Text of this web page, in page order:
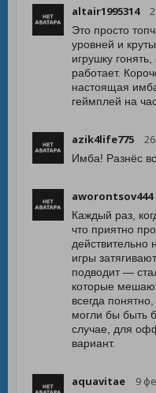
altair1995314
Это просто
уровней и
игрушку
работает.
настоящая
геймплей на
azik4life775
Имба! Разнёс
aworontsov444
Каждый раз,
что приятно
действительно
игры
подводит —
которые
всегда
могли бы быть
случае, для
вариант.
aquavitae 9